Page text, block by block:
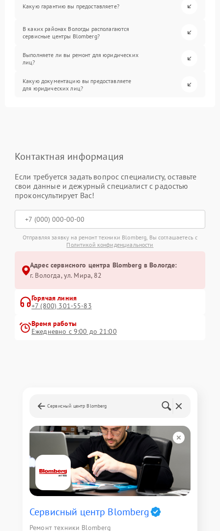
Какую гарантию вы предоставляете?
В каких районах Вологды располагаются
сервисные центры Blomberg?
Выполняете ли вы ремонт для юридических
лиц?
Какую документацию вы предоставляете
для юридических лиц?
Контактная информация
Если требуется задать вопрос специалисту, оставьте
свои данные и дежурный специалист с радостью
проконсультирует Вас!
Отправляя заявку на ремонт техники Blomberg, Вы соглашаетесь с
Политикой конфиденциальности
Адрес сервисного центра Blomberg в Вологде:
г. Вологда, ул. Мира, 82
Горячая линия
+7 (800) 301-55-83
Время работы
Ежедневно с 9:00 до 21:00
Сервисный центр Blomberg
Сервисный центр Blomberg
Ремонт техники Blomberg